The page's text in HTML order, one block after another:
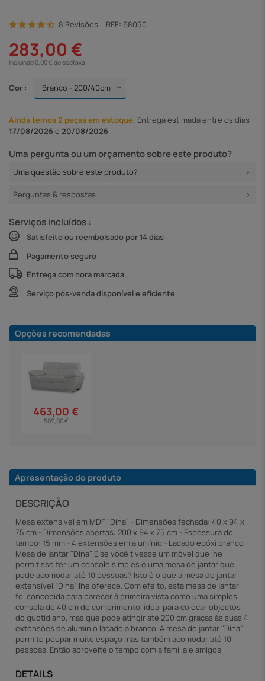
8 Revisões REF: 68050
283,00 €
Incluindo 0,00 € de ecotaxa
Cor :
Ainda temos 2 peças em estoque, Entregaestimada entre os dias
17/08/2026e 20/08/2026
Uma pergunta ou um orçamento sobre este produto?
Uma questão sobre este produto?
Perguntas & respostas
Serviços incluídos :
Satisfeito ou reembolsado por 14 dias
Pagamento seguro
Entrega com hora marcada
Serviço pós-venda disponível e eficiente
Opções recomendadas
463,00 €
509,00 €
Apresentação do produto
DESCRIÇÃO
Mesa extensível em MDF "Dina" - Dimensões fechada: 40 x 94 x
75 cm - Dimensões abertas: 200 x 94 x 75 cm - Espessura do
tampo: 15 mm - 4 extensões em alumínio - Lacado epóxi branco
Mesa de jantar "Dina" E se você tivesse um móvel que lhe
permitisse ter um console simples e uma mesa de jantar que
pode acomodar até 10 pessoas? Isto é o que a mesa de jantar
extensível “Dina” lhe oferece. Com efeito, esta mesa de jantar
foi concebida para parecer à primeira vista como uma simples
consola de 40 cm de comprimento, ideal para colocar objectos
do quotidiano, mas que pode atingir até 200 cm graças às suas 4
extensões de alumínio lacado a branco. A mesa de jantar "Dina"
permite poupar muito espaço mas também acomodar até 10
pessoas. Então aproveite o tempo com a família e amigos
DETAILS